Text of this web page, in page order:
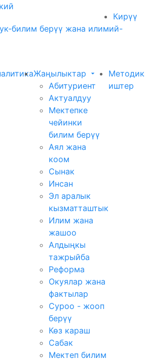
Кирүү
билим берүү жана илимий-
Жаңылыктар
Абитуриент
Актуалдуу
Мектепке
чейинки
билим берүү
Аял жана
коом
Сынак
Инсан
Эл аралык
кызматташтык
Илим жана
жашоо
Алдыңкы
тажрыйба
Реформа
Окуялар жана
фактылар
Суроо - жооп
берүү
Көз караш
Сабак
Мектеп билим
иштер